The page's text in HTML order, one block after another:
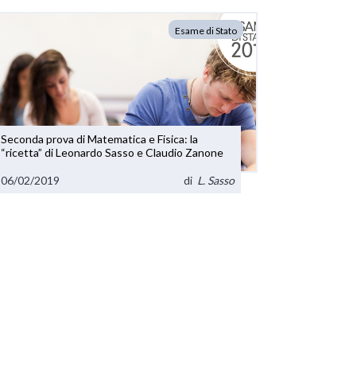
Esame di Stato
Seconda prova di Matematica e Fisica: la
“ricetta” di Leonardo Sasso e Claudio Zanone
06/02/2019 di L. Sasso